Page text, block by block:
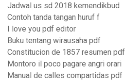
Jadwal us sd 2018 kemendikbud
Contoh tanda tangan huruf f
I love you pdf editor
Buku tentang wirausaha pdf
Constitucion de 1857 resumen pdf
Montoro il poco pagare angri orari
Manual de calles compartidas pdf